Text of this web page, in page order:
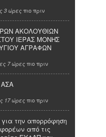
3 ώρεςπιο πριν
ΑΚΟΛΟΥΘΙΩΝ
ΙΕΡΑΣ ΜΟΝΗΣ
ΑΓΡΑΦΩΝ
7 ώρεςπιο πριν
17 ώρες πιο πριν
για την απορρόφηση
από τις